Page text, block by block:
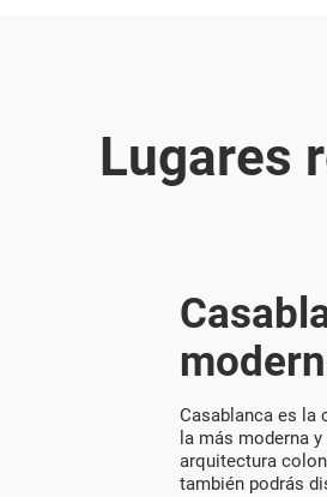
Lugares
Casablanca es la
la más moderna
arquitectura
también podrás